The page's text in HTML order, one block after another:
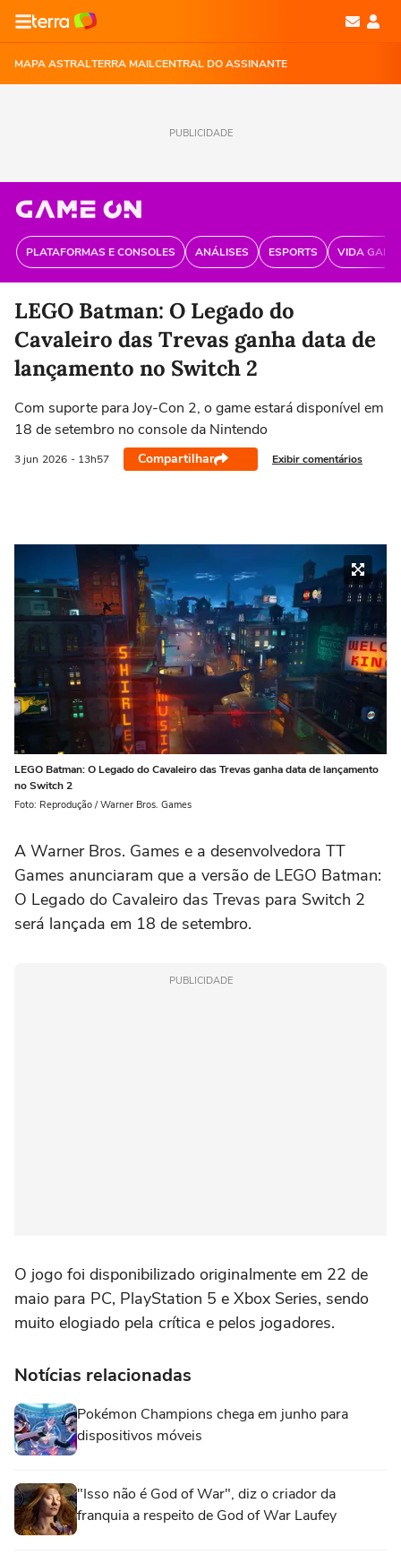
MAPA ASTRALTERRA MAILCENTRAL DO ASSINANTE
PUBLICIDADE
PLATAFORMAS E CONSOLES ANÁLISES ESPORTS VIDA
LEGO Batman: O Legado do
Cavaleiro das Trevas ganha data de
lançamento no Switch 2
Com suporte para Joy-Con 2, o game estará disponível em
18 de setembro no console da Nintendo
3 jun 2026 - 13h57 Compartilhar Exibir comentários
LEGO Batman: O Legado do Cavaleiro das Trevas ganha data de lançamento
no Switch 2
Foto: Reprodução / Warner Bros. Games
A Warner Bros. Games e a desenvolvedora TT
Games anunciaram que a versão de LEGO Batman:
O Legado do Cavaleiro das Trevas para Switch 2
será lançada em 18 de setembro.
PUBLICIDADE
O jogo foi disponibilizado originalmente em 22 de
maio para PC, PlayStation 5 e Xbox Series, sendo
muito elogiado pela crítica e pelos jogadores.
Notícias relacionadas
Pokémon Champions chega em junho para
dispositivos móveis
"Isso não é God of War", diz o criador da
franquia a respeito de God of War Laufey